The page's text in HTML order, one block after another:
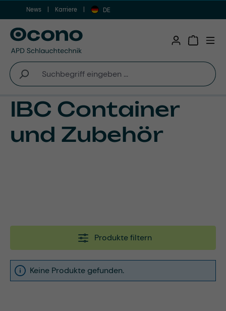
Zum Hauptinhalt springen
News Karriere DE
IBC Container
und Zubehör
Produkte filtern
Keine Produkte gefunden.